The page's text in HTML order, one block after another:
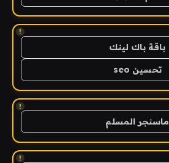
!
باقة باك لينك
تحسين seo
!
ماسنجر المسلم
!